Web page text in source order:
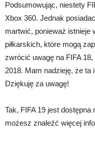
Podsumowując, niestety
Xbox 360. Jednak
martwić, ponieważ istnieje
piłkarskich, które mogą
zwrócić uwagę na FIFA
2018. Mam nadzieję, że ta
Dziękuję za uwagę!
Tak, FIFA 19 jest
możesz znaleźć więcej